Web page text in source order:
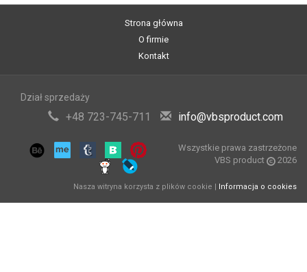
Strona główna
O firmie
Kontakt
Dział sprzedaży
+48 723-745-711 info@vbsproduct.com
Wszystkie prawa zastrzeżone
VBS product
2026
Nasza witryna korzysta z plików cookie | Informacja o cookies